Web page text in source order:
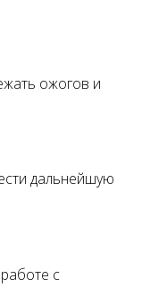
ожогов и
дальнейшую
с